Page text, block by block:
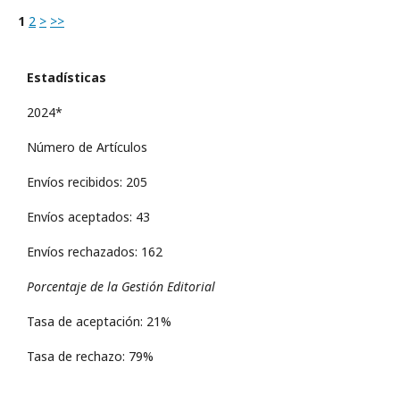
1 2 > >>
Estadísticas
2024*
Número de Artículos
Envíos recibidos: 205
Envíos aceptados: 43
Envíos rechazados: 162
Porcentaje de la Gestión Editorial
Tasa de aceptación: 21%
Tasa de rechazo: 79%